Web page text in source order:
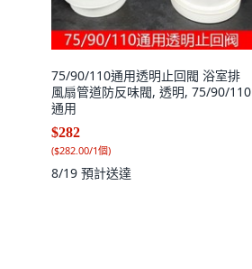
75/90/110通用透明止回閥 浴室排
風扇管道防反味閥, 透明, 75/90/110
通用
$282
($282.00/1個)
8/19 預計送達